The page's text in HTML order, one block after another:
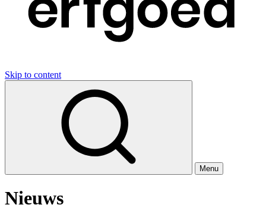
Skip to content
Menu
Nieuws